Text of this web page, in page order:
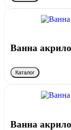
Ванна
Каталог
Ванна